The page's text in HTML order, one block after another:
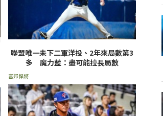
聯盟唯一未下二軍洋投、2年來局數第3
多 魔力藍：盡可能拉長局數
富邦悍將